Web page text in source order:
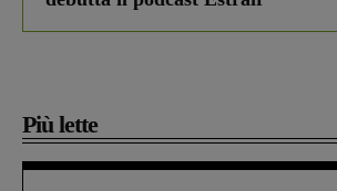
Più lette